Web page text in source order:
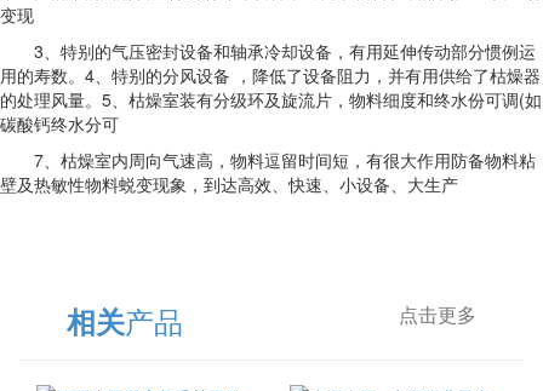
变现
3、特别的气压密封设备和轴承冷却设备，有用延伸传动部分惯例运
用的寿数。4、特别的分风设备 ，降低了设备阻力，并有用供给了枯燥器
的处理风量。5、枯燥室装有分级环及旋流片，物料细度和终水份可调(如
碳酸钙终水分可
7、枯燥室内周向气速高，物料逗留时间短，有很大作用防备物料粘
壁及热敏性物料蜕变现象，到达高效、快速、小设备、大生产
相关产品 点击更多